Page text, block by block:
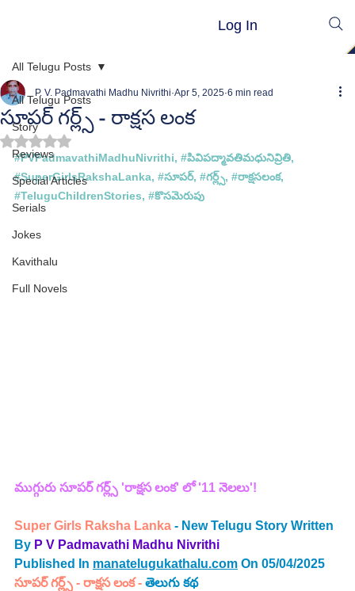
Log In
All Telugu Posts
Story
Reviews
Special Articles
Serials
Jokes
Kavithalu
Full Novels
All Telugu Posts
సూపర్ గర్ల్స్ - రాక్షస లంక
P. V. Padmavathi Madhu Nivrithi Apr 5, 2025 6 min read
Rated NaN out of 5 stars.
#PVPadmavathiMadhuNivrithi, #పివిపద్మావతిమధునివ్రితి,
#SuperGirlsRakshaLanka, #సూపర్, #గర, #రాక్షసలంక,
#TeluguChildrenStories, #కొసమెరుపు
ముగ్గురు సూపర్ గర్ల్స్ 'రాక్షస లంక' లో '11 నెలలు'!
Super Girls Raksha Lanka - New Telugu Story Written
By P V Padmavathi Madhu Nivrithi
Published In manatelugukathalu.com On 05/04/2025
సూపర్ గర్ల్స్ - రాక్షస లంక - తెలుగు కథ